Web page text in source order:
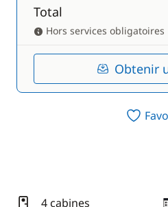
Total
Hors services obligatoires
Obtenir
4 cabines